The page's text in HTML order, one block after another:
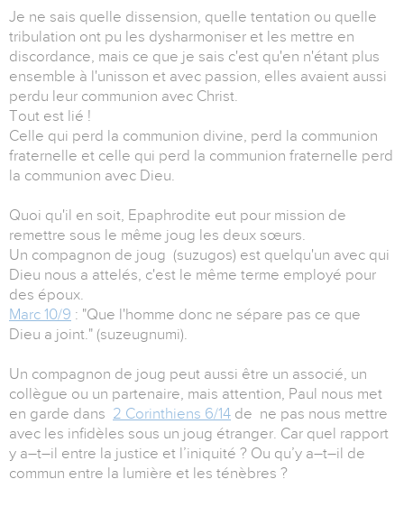
Je ne sais quelle dissension, quelle tentation ou quelle
tribulation ont pu les dysharmoniser et les mettre en
discordance, mais ce que je sais c'est qu'en n'étant plus
ensemble à l'unisson et avec passion, elles avaient aussi
perdu leur communion avec Christ.
Tout est lié !
Celle qui perd la communion divine, perd la communion
fraternelle et celle qui perd la communion fraternelle perd
la communion avec Dieu.
Quoi qu'il en soit, Epaphrodite eut pour mission de
remettre sous le même joug les deux sœurs.
Un compagnon de joug (suzugos) est quelqu'un avec qui
Dieu nous a attelés, c'est le même terme employé pour
des époux.
Marc 10/9 : "Que l'homme donc ne sépare pas ce que
Dieu a joint." (suzeugnumi).
Un compagnon de joug peut aussi être un associé, un
collègue ou un partenaire, mais attention, Paul nous met
en garde dans 2 Corinthiens 6/14 de ne pas nous mettre
avec les infidèles sous un joug étranger. Car quel rapport
y a–t–il entre la justice et l’iniquité ? Ou qu’y a–t–il de
commun entre la lumière et les ténèbres ?